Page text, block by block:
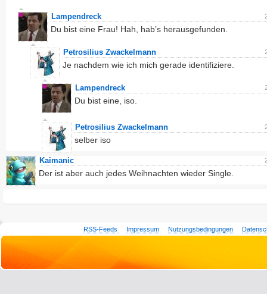
Lampendreck
Du bist eine Frau! Hah, hab’s herausgefunden.
Petrosilius Zwackelmann
Je nachdem wie ich mich gerade identifiziere.
Lampendreck
Du bist eine, iso.
Petrosilius Zwackelmann
selber iso
Kaimanic
Der ist aber auch jedes Weihnachten wieder Single.
RSS-Feeds Impressum Nutzungsbedingungen